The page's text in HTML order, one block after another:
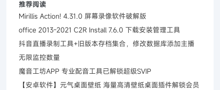
推荐阅读
Mirillis Action! 4.31.0 屏幕录像软件破解版
office 2013-2021 C2R Install 7.6.0 下载安装管理工具
抖音直播录制工具+旧版本存档集合，修改数据库添加主播
无限监控数量
魔音工坊APP 专业配音工具已解锁超级SVIP
【安卓软件】元气桌面壁纸 海量高清壁纸桌面插件解锁会员